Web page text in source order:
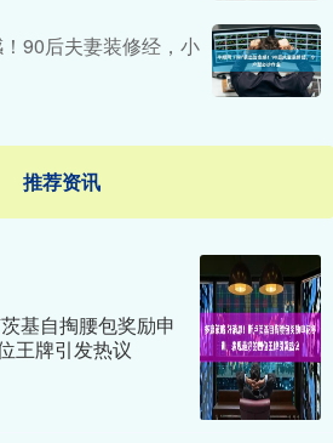
90后夫妻装修经，小
推荐资讯
基自掏腰包奖励申
王牌引发热议